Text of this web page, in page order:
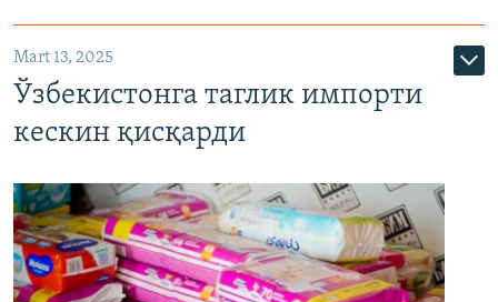
Mart 13, 2025
Ўзбекистонга таглик импорти
кескин қисқарди